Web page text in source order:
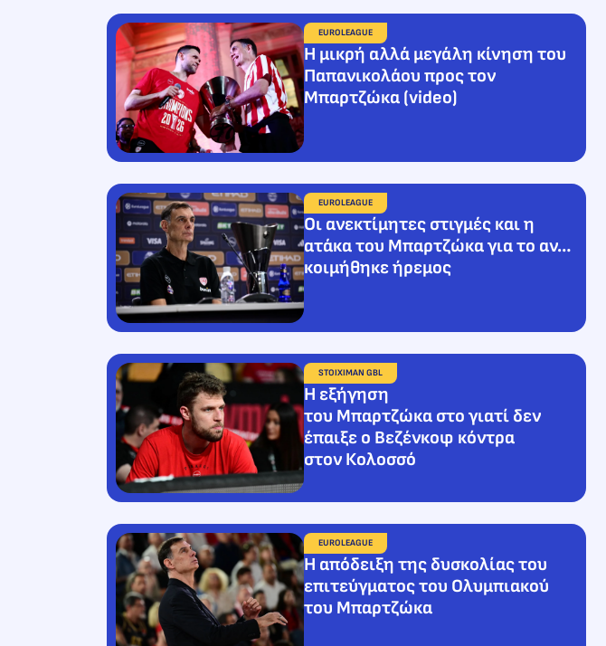
EUROLEAGUE
Η μικρή αλλά μεγάλη κίνηση του
Παπανικολάου προς τον
Μπαρτζώκα (video)
EUROLEAGUE
Οι ανεκτίμητες στιγμές και η
ατάκα του Μπαρτζώκα για το αν…
κοιμήθηκε ήρεμος
STOIXIMAN GBL
Η εξήγηση
του Μπαρτζώκα στο γιατί δεν
έπαιξε ο Βεζένκοφ κόντρα
στον Κολοσσό
EUROLEAGUE
Η απόδειξη της δυσκολίας του
επιτεύγματος του Ολυμπιακού
του Μπαρτζώκα